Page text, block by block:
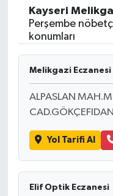
Kayseri
Perşembe
konumları
Melikgazi Eczanesi
ALPASLAN
Yol Tarifi Al
Elif Optik Eczanesi
Haber Arşivi